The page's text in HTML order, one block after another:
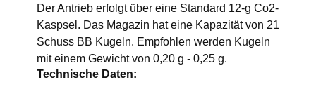
Der Antrieb erfolgt über eine Standard 12-g Co2-
Kaspsel. Das Magazin hat eine Kapazität von 21
Schuss BB Kugeln. Empfohlen werden Kugeln
mit einem Gewicht von 0,20 g - 0,25 g.
Technische Daten: